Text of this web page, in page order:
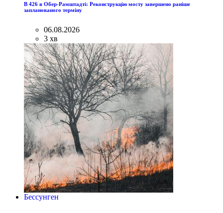
B 426 в Обер-Рамштадті: Реконструкцію мосту завершено раніше
запланованого терміну
06.08.2026
3 хв
Бессунген